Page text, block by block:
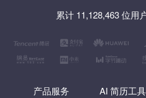
累计 11,128,463 位用
产品服务 AI 简历工具